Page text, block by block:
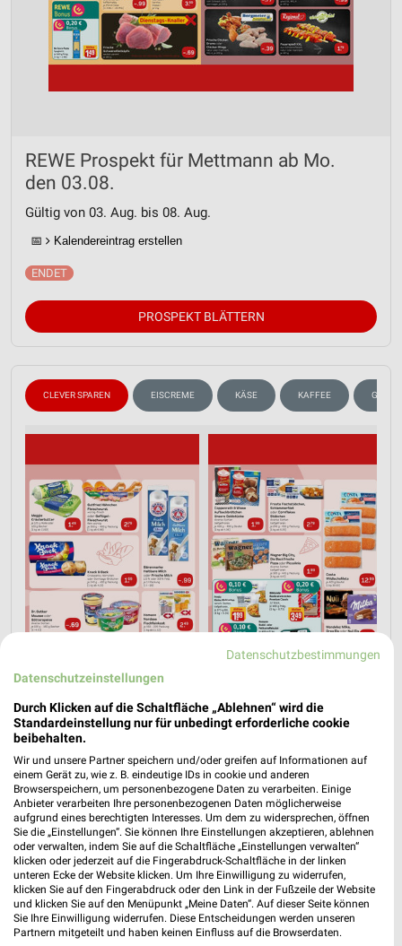
REWE Prospekt für Mettmann ab Mo.
den 03.08.
Gültig von 03. Aug. bis 08. Aug.
📅 Kalendereintrag erstellen
PROSPEKT BLÄTTERN
CLEVER SPAREN EISCREME KÄSE KAFFEE
Nächste Filiale
REWE Wuppertal
Am Stationsgarten 2
42327 Wuppertal
Heute 08:00 - 21:00 Uhr | Geöffnet
457,77 km • Angebote: 1 Prospekt
Datenschutzbestimmungen
Datenschutzeinstellungen
Durch Klicken auf die Schaltfläche „Ablehnen“ wird die
Standardeinstellung nur für unbedingt erforderliche cookie
beibehalten.
Wir und unsere Partner speichern und/oder greifen auf Informationen auf
einem Gerät zu, wie z. B. eindeutige IDs in cookie und anderen
Browserspeichern, um personenbezogene Daten zu verarbeiten. Einige
Anbieter verarbeiten Ihre personenbezogenen Daten möglicherweise
aufgrund eines berechtigten Interesses. Um dem zu widersprechen, öffnen
Sie die „Einstellungen“. Sie können Ihre Einstellungen akzeptieren, ablehnen
oder verwalten, indem Sie auf die Schaltfläche „Einstellungen verwalten“
klicken oder jederzeit auf die Fingerabdruck-Schaltfläche in der linken
unteren Ecke der Website klicken. Um Ihre Einwilligung zu widerrufen,
klicken Sie auf den Fingerabdruck oder den Link in der Fußzeile der Website
und klicken Sie auf den Menüpunkt „Meine Daten“. Auf dieser Seite können
Sie Ihre Einwilligung widerrufen. Diese Entscheidungen werden unseren
Partnern mitgeteilt und haben keinen Einfluss auf die Browserdaten.